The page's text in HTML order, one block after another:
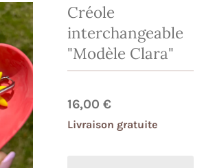
Créole
interchangeable
"Modèle Clara"
16,00 €
Livraison gratuite